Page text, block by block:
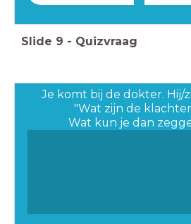
Slide 9 - Quizvraag
Je komt bij de dokter. Hij/
"Wat zijn de
Wat kun je dan